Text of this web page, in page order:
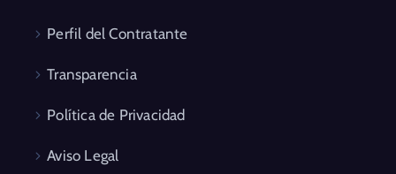
Perfil del Contratante
Transparencia
Política de Privacidad
Aviso Legal